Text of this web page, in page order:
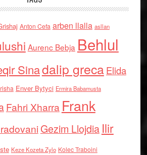
Anton Cefa arben llalla asllan
Aurenc Bebja Behlul
Sinadalip grecaElida
Enver Bytyci Ermira Babamusta
Fahri Xharra Frank
Gezim Llojdia Ilir
Keze Kozeta Zylo Kolec Traboini